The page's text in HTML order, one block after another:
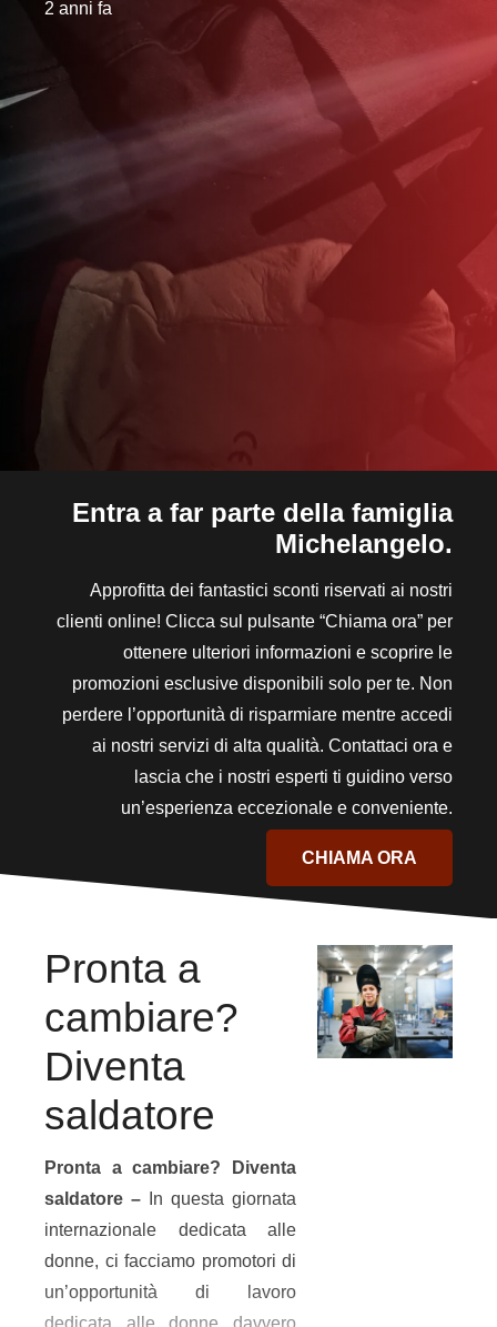
2 anni fa
Entra a far parte della famiglia
Michelangelo.
Approfitta dei fantastici sconti riservati ai nostri
clienti online! Clicca sul pulsante “Chiama ora” per
ottenere ulteriori informazioni e scoprire le
promozioni esclusive disponibili solo per te. Non
perdere l’opportunità di risparmiare mentre accedi
ai nostri servizi di alta qualità. Contattaci ora e
lascia che i nostri esperti ti guidino verso
un’esperienza eccezionale e conveniente.
CHIAMA ORA
Pronta a
cambiare?
Diventa
saldatore
Pronta a cambiare? Diventa
saldatore –
In questa giornata
internazionale dedicata alle
donne, ci facciamo promotori di
un’opportunità di lavoro
dedicata alle donne davvero